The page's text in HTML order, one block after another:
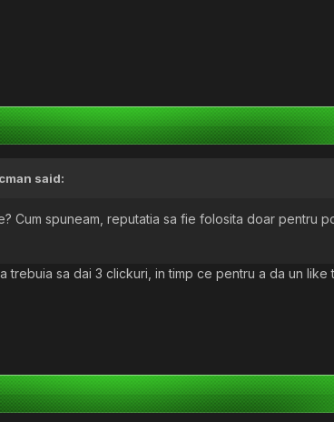
said:
Cum spuneam, reputatia sa fie folosita doar pentru
trebuia sa dai 3 clickuri, in timp ce pentru a da un